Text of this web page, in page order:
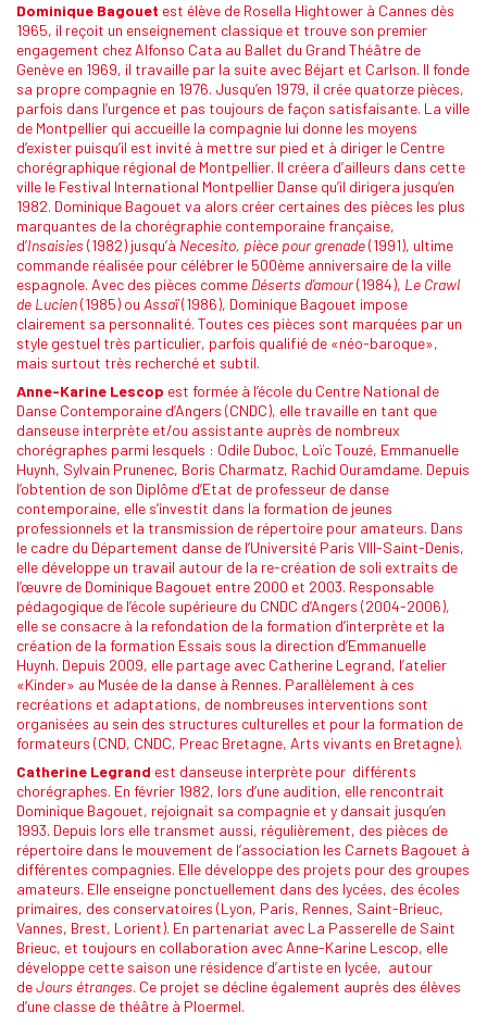
Dominique Bagouet est élève de Rosella Hightower à Cannes dès
1965, il reçoit un enseignement classique et trouve son premier
engagement chez Alfonso Cata au Ballet du Grand Théâtre de
Genève en 1969, il travaille par la suite avec Béjart et Carlson. Il fonde
sa propre compagnie en 1976. Jusqu’en 1979, il crée quatorze pièces,
parfois dans l’urgence et pas toujours de façon satisfaisante. La ville
de Montpellier qui accueille la compagnie lui donne les moyens
d’exister puisqu’il est invité à mettre sur pied et à diriger le Centre
chorégraphique régional de Montpellier. Il créera d’ailleurs dans cette
ville le Festival International Montpellier Danse qu’il dirigera jusqu’en
1982. Dominique Bagouet va alors créer certaines des pièces les plus
marquantes de la chorégraphie contemporaine française,
d’Insaisies(1982) jusqu’à Necesito, pièce pour grenade(1991), ultime
commande réalisée pour célébrer le 500ème anniversaire de la ville
espagnole. Avec des pièces comme Déserts d’amour(1984), Le Crawl
de Lucien(1985) ou Assaï(1986), Dominique Bagouet impose
clairement sa personnalité. Toutes ces pièces sont marquées par un
style gestuel très particulier, parfois qualifié de «néo-baroque»,
mais surtout très recherché et subtil.
Anne-Karine Lescop est formée à l’école du Centre National de
Danse Contemporaine d’Angers (CNDC), elle travaille en tant que
danseuse interprète et/ou assistante auprès de nombreux
chorégraphes parmi lesquels : Odile Duboc, Loïc Touzé, Emmanuelle
Huynh, Sylvain Prunenec, Boris Charmatz, Rachid Ouramdame. Depuis
l’obtention de son Diplôme d’Etat de professeur de danse
contemporaine, elle s’investit dans la formation de jeunes
professionnels et la transmission de répertoire pour amateurs. Dans
le cadre du Département danse de l’Université Paris VIII-Saint-Denis,
elle développe un travail autour de la re-création de soli extraits de
l’œuvre de Dominique Bagouet entre 2000 et 2003. Responsable
pédagogique de l’école supérieure du CNDC d’Angers (2004-2006),
elle se consacre à la refondation de la formation d’interprète et la
création de la formation Essais sous la direction d’Emmanuelle
Huynh. Depuis 2009, elle partage avec Catherine Legrand, l’atelier
«Kinder» au Musée de la danse à Rennes. Parallèlement à ces
recréations et adaptations, de nombreuses interventions sont
organisées au sein des structures culturelles et pour la formation de
formateurs (CND, CNDC, Preac Bretagne, Arts vivants en Bretagne).
Catherine Legrand est danseuse interprète pour différents
chorégraphes. En février 1982, lors d’une audition, elle rencontrait
Dominique Bagouet, rejoignait sa compagnie et y dansait jusqu’en
1993. Depuis lors elle transmet aussi, régulièrement, des pièces de
répertoire dans le mouvement de l’association les Carnets Bagouet à
différentes compagnies. Elle développe des projets pour des groupes
amateurs. Elle enseigne ponctuellement dans des lycées, des écoles
primaires, des conservatoires (Lyon, Paris, Rennes, Saint-Brieuc,
Vannes, Brest, Lorient). En partenariat avec La Passerelle de Saint
Brieuc, et toujours en collaboration avec Anne-Karine Lescop, elle
développe cette saison une résidence d’artiste en lycée, autour
deJours étranges. Ce projet se décline également auprès des élèves
d’une classe de théâtre à Ploermel.